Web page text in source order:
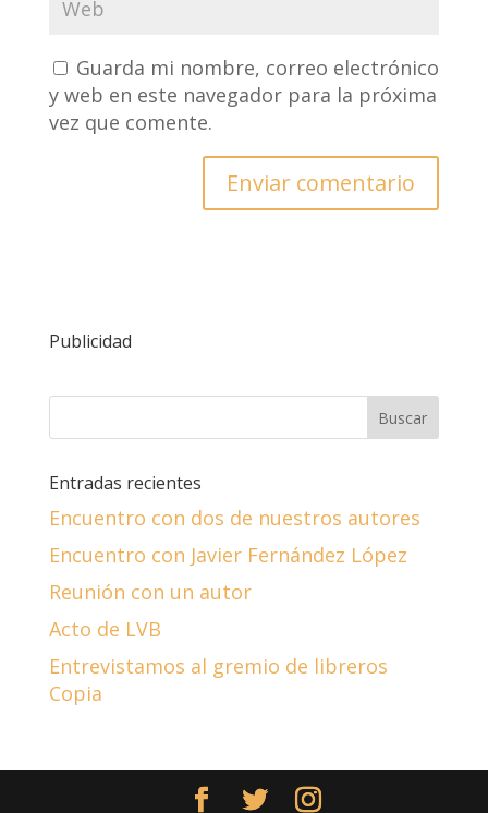
Guarda mi nombre, correo electrónico
y web en este navegador para la próxima
vez que comente.
Publicidad
Entradas recientes
Encuentro con dos de nuestros autores
Encuentro con Javier Fernández López
Reunión con un autor
Acto de LVB
Entrevistamos al gremio de libreros
Copia